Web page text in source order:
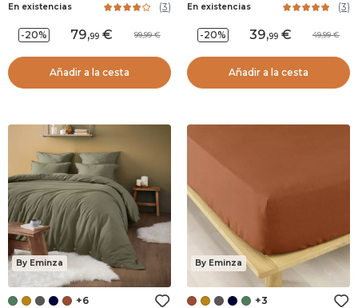
En existencias (3)
-20% 79,99 99,99
Añadir a la cesta
En existencias (3)
-20% 39,99 49,99
Añadir a la cesta
By Eminza
+6
By Eminza
+3